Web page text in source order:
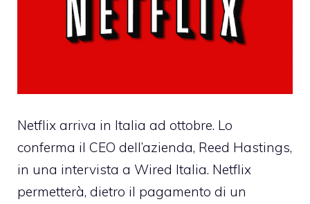
Netflix arriva in Italia ad ottobre. Lo
conferma il CEO dell’azienda, Reed Hastings,
in una intervista a Wired Italia. Netflix
permetterà, dietro il pagamento di un